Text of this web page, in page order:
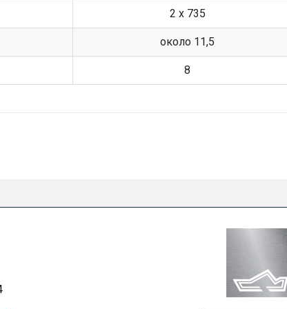
2 х 735
около 11,5
8